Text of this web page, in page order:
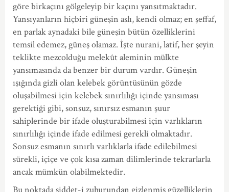
göre birkaçını gölgeleyip bir kaçını yansıtmaktadır.
Yansıyanların hiçbiri güneşin aslı, kendi olmaz; en şeffaf,
en parlak aynadaki bile güneşin bütün özelliklerini
temsil edemez, güneş olamaz. İşte nurani, latif, her şeyin
teklikte mezcolduğu melekût aleminin mülkte
yansımasında da benzer bir durum vardır. Güneşin
ışığında gizli olan kelebek görüntüsünün gözde
oluşabilmesi için kelebek sınırlılığı içinde yansıması
gerektiği gibi, sonsuz, sınırsız esmanın şuur
sahiplerinde bir ifade oluşturabilmesi için varlıkların
sınırlılığı içinde ifade edilmesi gerekli olmaktadır.
Sonsuz esmanın sınırlı varlıklarla ifade edilebilmesi
sürekli, içiçe ve çok kısa zaman dilimlerinde tekrarlarla
ancak mümkün olabilmektedir.